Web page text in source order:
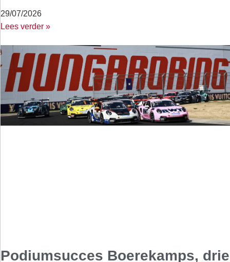
29/07/2026
Lees verder »
Podiumsucces Boerekamps, drie